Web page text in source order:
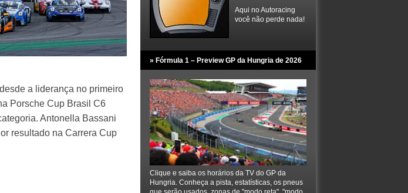
a liderança no primeiro
Porsche Cup Brasil C6
Antonella Bassani
resultado na Carrera Cup
Aqui no Autoracing
você não perde nada!
» Fórmula 1 – Preview GP da Hungria de 2026
Clique e saiba os horários da TV do GP da
Hungria. Conheça a pista, estatísticas, os pneus